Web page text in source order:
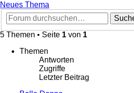
Neues Thema
5 Themen • Seite 1 von 1
Themen
Antworten
Zugriffe
Letzter Beitrag